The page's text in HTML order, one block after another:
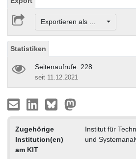
Exportieren als ...
Statistiken
Seitenaufrufe: 228
seit 11.12.2021
Zugehörige
Institution(en)
am KIT
Institut für
und